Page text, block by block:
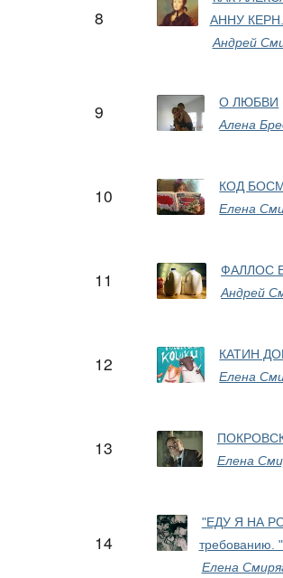
8
АННУ КЕРН...
Андрей
9 О ЛЮБВИ
Алена
10 КОД
Елена
11 ФАЛЛОС
Андрей
12 КАТИН
Елена
13
Елена
14
"ЕДУ Я НА
требованию.
Елена